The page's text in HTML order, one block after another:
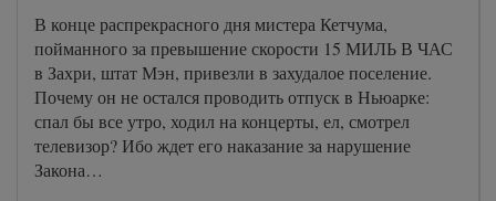
В конце распрекрасного дня мистера Кетчума,
пойманного за превышение скорости 15 МИЛЬ В ЧАС
в Захри, штат Мэн, привезли в захудалое поселение.
Почему он не остался проводить отпуск в Ньюарке:
спал бы все утро, ходил на концерты, ел, смотрел
телевизор? Ибо ждет его наказание за нарушение
Закона…